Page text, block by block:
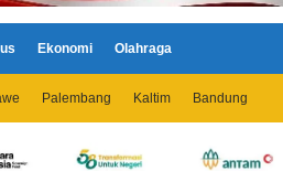
Ekonomi Olahraga
Palembang Kaltim Bandung